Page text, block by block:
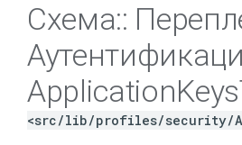
Схема::
ApplicationKeys
<src/lib/profiles/security/